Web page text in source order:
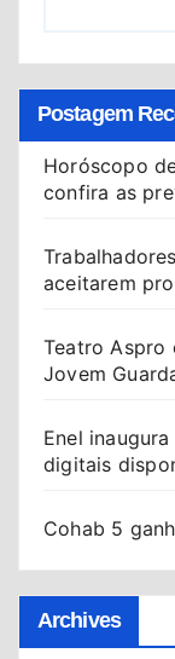
Postagem
Horóscopo
confira as
aceitarem
Teatro Aspro
Jovem
Enel
digitais
Cohab 5
Archives